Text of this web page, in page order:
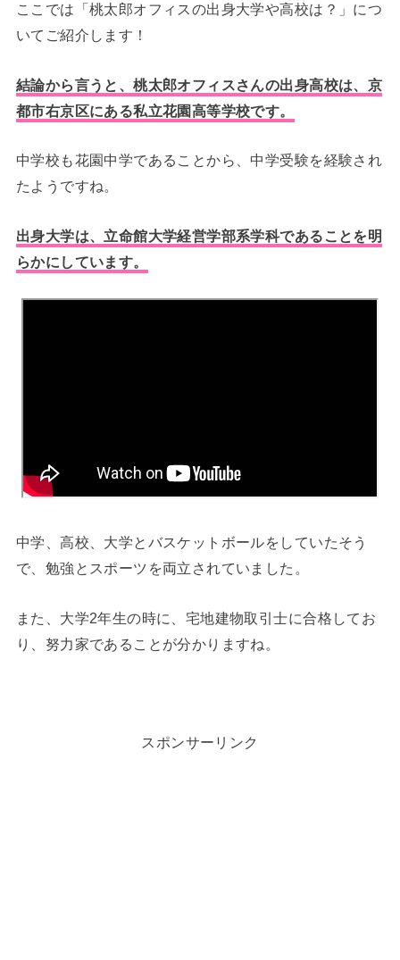
ここでは「桃太郎オフィスの出身大学や高校は？」につ
いてご紹介します！
結論から言うと、桃太郎オフィスさんの出身高校は、京
都市右京区にある私立花園高等学校です。
中学校も花園中学であることから、中学受験を経験され
たようですね。
出身大学は、立命館大学経営学部系学科であることを明
らかにしています。
中学、高校、大学とバスケットボールをしていたそう
で、勉強とスポーツを両立されていました。
また、大学2年生の時に、宅地建物取引士に合格してお
り、努力家であることが分かりますね。
スポンサーリンク